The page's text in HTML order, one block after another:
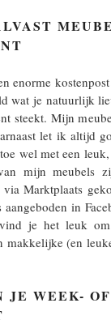
enorme
wat je natuurlijk
steekt. Mijn
let ik altijd
wel met een
mijn meubels
Marktplaats
in
je het leuk
makkelijke (en
JE WEEK- OF